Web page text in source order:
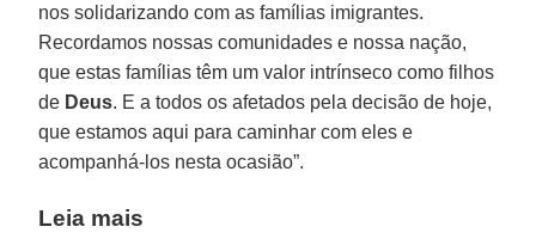
nos solidarizando com as famílias imigrantes.
Recordamos nossas comunidades e nossa nação,
que estas famílias têm um valor intrínseco como filhos
de Deus. E a todos os afetados pela decisão de hoje,
que estamos aqui para caminhar com eles e
acompanhá-los nesta ocasião”.
Leia mais